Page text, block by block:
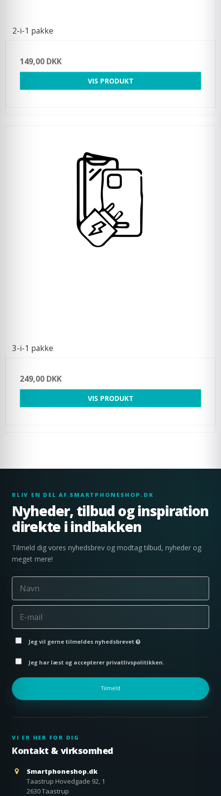
2-i-1 pakke
149,00 DKK
VIS PRODUKT
3-i-1 pakke
249,00 DKK
VIS PRODUKT
BLIV EN DEL AF SMARTPHONESHOP.DK
Nyheder, tilbud og inspiration
direkte i indbakken
Tilmeld dig vores nyhedsbrev og modtag tilbud, nyheder og
meget mere!
Jeg vil gerne tilmeldes nyhedsbrevet
Jeg har læst og accepterer privatlivspolitikken.
Tilmeld
VI ER HER FOR DIG
Kontakt & virksomhed
Smartphoneshop.dk
Taastrup Hovedgade 92, 1
2630 Taastrup